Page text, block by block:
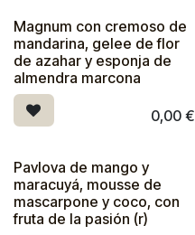
Magnum con cremoso de
mandarina, gelee de flor
de azahar y esponja de
almendra marcona
0,00€
Pavlova de mango y
maracuyá, mousse de
mascarpone y coco, con
fruta de la pasión (r)